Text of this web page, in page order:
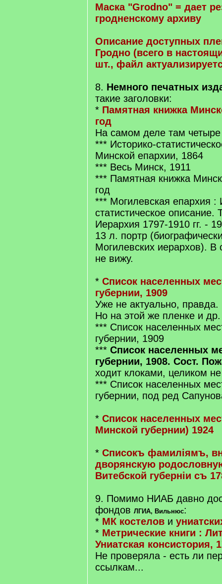
Маска "Grodno" = дает
гродненскому архиву
Описание доступных
Гродно (всего в
шт., файл
8. Немного печатных
такие заголовки:
* Памятная книжка
год
На самом деле там четыре
*** Историко-
Минской епархии, 1864
*** Весь Минск, 1911
*** Памятная книжка
год
*** Могилевская епархия :
статистическое
Иерархия 1797-1910 гг. -
13 л. портр
Могилевских иерархов). В
не вижу.
* Список населенных
губернии, 1909
Уже не актуально, правда.
Но на этой же пленке и др.
*** Список населенных
губернии, 1909
*** Список населенных
губернии, 1908. Сост.
ходит клоками, целиком
*** Список населенных
губернии, под ред
* Список населенных
Минской губернии) 1924
* Списокъ фамиліямъ,
дворянскую
Витебской губерніи съ
9. Помимо НИАБ давно
фондов ЛГИА, Вильнюс:
* МК костелов и
* Метрические книги :
Униатская консистория,
Не проверяла - есть ли
ссылкам...